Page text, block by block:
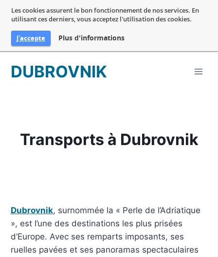
Les cookies assurent le bon fonctionnement de nos services. En
utilisant ces derniers, vous acceptez l'utilisation des cookies.
J'accepte Plus d'informations
DUBROVNIK
Transports à Dubrovnik
Dubrovnik, surnommée la « Perle de l’Adriatique
», est l’une des destinations les plus prisées
d’Europe. Avec ses remparts imposants, ses
ruelles pavées et ses panoramas spectaculaires